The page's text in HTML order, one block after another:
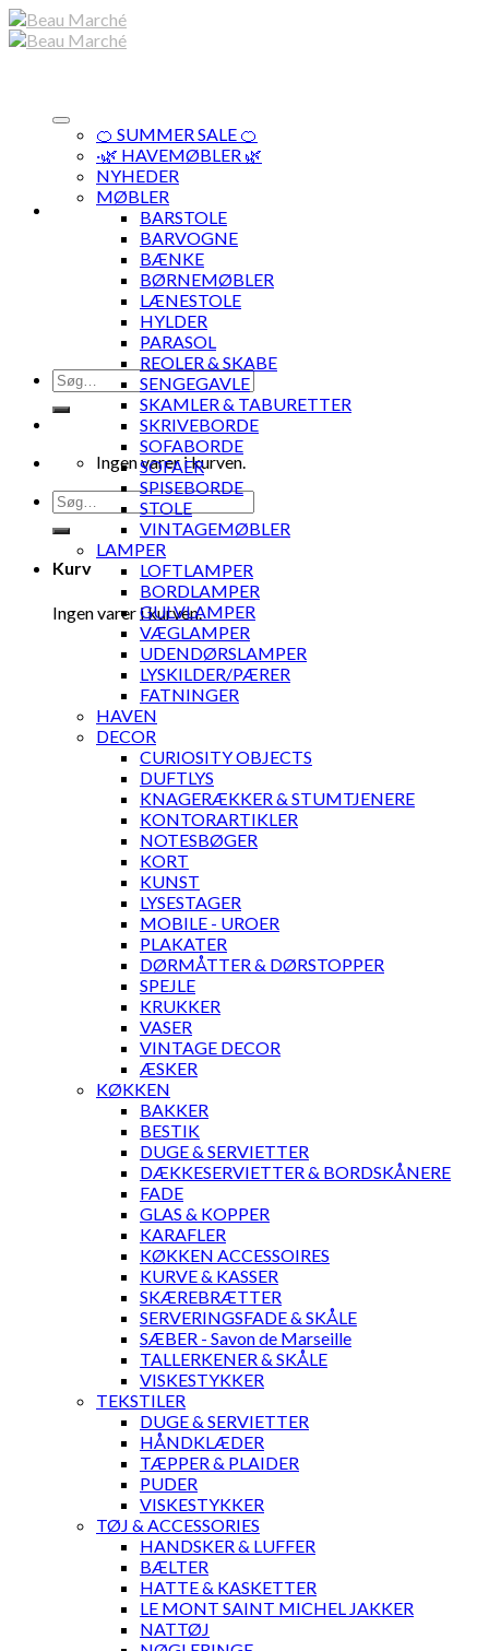
Skip
to
Søg
efter:
Ingen varer i kurven.
Søg
efter:
Kurv
Ingen varer i kurven.
🍊 SUMMER SALE 🍊
·🌿 HAVEMØBLER 🌿
NYHEDER
MØBLER
BARSTOLE
BARVOGNE
BÆNKE
BØRNEMØBLER
LÆNESTOLE
HYLDER
PARASOL
REOLER & SKABE
SENGEGAVLE
SKAMLER & TABURETTER
SKRIVEBORDE
SOFABORDE
SOFAER
SPISEBORDE
STOLE
VINTAGEMØBLER
LAMPER
LOFTLAMPER
BORDLAMPER
GULVLAMPER
VÆGLAMPER
UDENDØRSLAMPER
LYSKILDER/PÆRER
FATNINGER
HAVEN
DECOR
CURIOSITY OBJECTS
DUFTLYS
KNAGERÆKKER & STUMTJENERE
KONTORARTIKLER
NOTESBØGER
KORT
KUNST
LYSESTAGER
MOBILE - UROER
PLAKATER
DØRMÅTTER & DØRSTOPPER
SPEJLE
KRUKKER
VASER
VINTAGE DECOR
ÆSKER
KØKKEN
BAKKER
BESTIK
DUGE & SERVIETTER
DÆKKESERVIETTER & BORDSKÅNERE
FADE
GLAS & KOPPER
KARAFLER
KØKKEN ACCESSOIRES
KURVE & KASSER
SKÆREBRÆTTER
SERVERINGSFADE & SKÅLE
SÆBER - Savon de Marseille
TALLERKENER & SKÅLE
VISKESTYKKER
TEKSTILER
DUGE & SERVIETTER
HÅNDKLÆDER
TÆPPER & PLAIDER
PUDER
VISKESTYKKER
TØJ & ACCESSORIES
HANDSKER & LUFFER
BÆLTER
HATTE & KASKETTER
LE MONT SAINT MICHEL JAKKER
NATTØJ